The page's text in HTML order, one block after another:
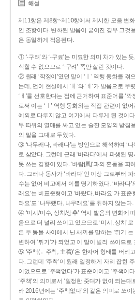
해설
제11항은 제8항~제10항에서 제시한 모음 변
인 조항이다. 변화된 발음이 굳어진 경우 그것
은 동일하게 적용된다.
① ‘-구려’와 ‘-구료’는 미묘한 의미 차가 있는
식할 수 없으므로 ‘-구려’ 쪽만 살린 것이다.
② 원래 ‘깍정이’였던 말이 ‘ㅣ’ 역행 동화를 겪
는데, 언어 현실에서 ‘ㅐ’와 ‘ㅔ’가 발음으로
‘ㅐ’를 선호한다는 점에 근거하여 표준어를 ‘깍
로써 이는 ‘ㅣ’ 역행 동화와는 직접 관련이 없
예외로 다루지 않고 여기에서 다루게 된 것이
무 따위의 열매를 싸고 있는 술잔 모양의 받침
의 말을 그대로 두었다.
③ ‘나무래다, 바래다’는 방언으로 해석하여 ‘
로 삼았다. 그런데 근래 ‘바라다’에서 파생된 명
못 쓰는 경향이 있다. ‘바람[風]’과의 혼동을 피
다. 그러나 동사가 ‘바라다’인 이상 그로부터 파
수는 없어 비고에서 이를 명기하였다. ‘바라다’
래요’는 비표준형이고 ‘바랐다, 바라요’가 표준
라요’도 ‘나무랬다, 나무래요’를 취하지 않는다.
④ ‘미시/미수, 상치/상추’ 역시 발음의 변화에
음으로 더 널리 쓰이고 있으므로 ‘미시, 상치’
른 두 동물 사이에서 난 새끼를 말하는 ‘튀기’는
변하여 ‘튀기’가 되었고 이 말이 널리 쓰이므로
⑤ ‘주책(←주착, 主着)’은 한자어 형태를 버리
다. 그런데 ‘주착’이 원래 일정하게 자리 잡힌
이었으므로 ‘주책없다’가 표준어이고 ‘주책이
‘주책’의 의미로서 ‘일정한 줏대가 없이 되는
라 2016년에는 ‘주책없다’와 같은 의미로 쓰이